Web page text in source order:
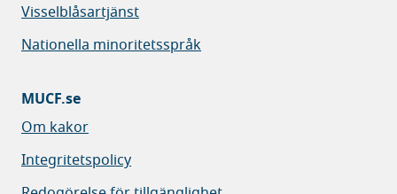
Visselblåsartjänst
Nationella minoritetsspråk
MUCF.se
Om kakor
Integritetspolicy